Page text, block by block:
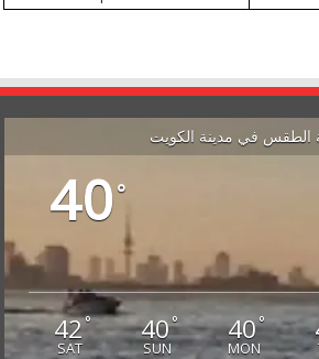
الطقس في مدينة الكويت
40°
42°
SAT
40°
SUN
40°
MON